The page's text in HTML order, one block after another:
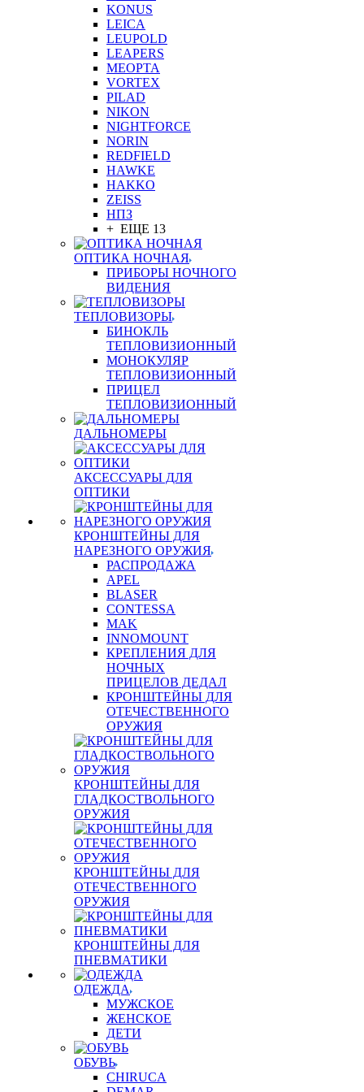
KONUS
LEICA
LEUPOLD
LEAPERS
MEOPTA
VORTEX
PILAD
NIKON
NIGHTFORCE
NORIN
REDFIELD
HAWKE
HAKKO
ZEISS
НПЗ
+ ЕЩЕ 13
ОПТИКА НОЧНАЯ
ПРИБОРЫ НОЧНОГО
ВИДЕНИЯ
ТЕПЛОВИЗОРЫ
БИНОКЛЬ
ТЕПЛОВИЗИОННЫЙ
МОНОКУЛЯР
ТЕПЛОВИЗИОННЫЙ
ПРИЦЕЛ
ТЕПЛОВИЗИОННЫЙ
ДАЛЬНОМЕРЫ
АКСЕССУАРЫ ДЛЯ
ОПТИКИ
КРОНШТЕЙНЫ ДЛЯ
НАРЕЗНОГО ОРУЖИЯ
РАСПРОДАЖА
APEL
BLASER
CONTESSA
MAK
INNOMOUNT
КРЕПЛЕНИЯ ДЛЯ
НОЧНЫХ
ПРИЦЕЛОВ ДЕДАЛ
КРОНШТЕЙНЫ ДЛЯ
ОТЕЧЕСТВЕННОГО
ОРУЖИЯ
КРОНШТЕЙНЫ ДЛЯ
ГЛАДКОСТВОЛЬНОГО
ОРУЖИЯ
КРОНШТЕЙНЫ ДЛЯ
ОТЕЧЕСТВЕННОГО
ОРУЖИЯ
КРОНШТЕЙНЫ ДЛЯ
ПНЕВМАТИКИ
ОДЕЖДА
МУЖСКОЕ
ЖЕНСКОЕ
ДЕТИ
ОБУВЬ
CHIRUCA